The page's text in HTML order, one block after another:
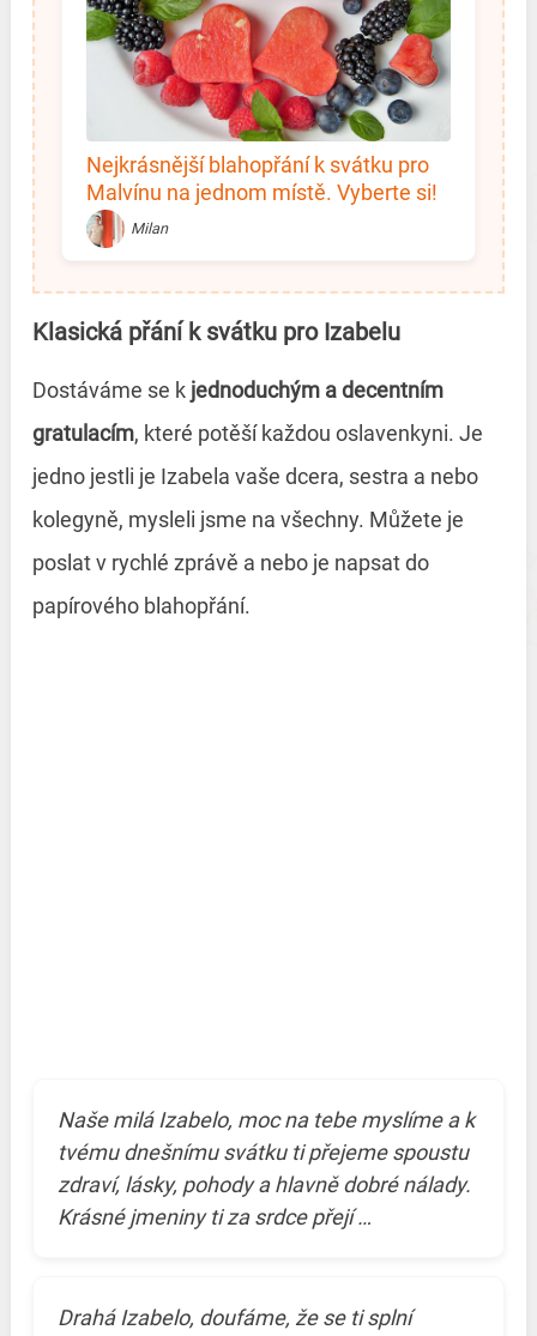
Nejkrásnější blahopřání k svátku pro
Malvínu na jednom místě. Vyberte si!
Milan
Klasická přání k svátku pro Izabelu
Dostáváme se kjednoduchým a decentním
gratulacím, které potěší každou oslavenkyni. Je
jedno jestli je Izabela vaše dcera, sestra a nebo
kolegyně, mysleli jsme na všechny. Můžete je
poslat v rychlé zprávě a nebo je napsat do
papírového blahopřání.
Naše milá Izabelo, moc na tebe myslíme a k
tvému dnešnímu svátku ti přejeme spoustu
zdraví, lásky, pohody a hlavně dobré nálady.
Krásné jmeniny ti za srdce přejí …
Drahá Izabelo, doufáme, že se ti splní